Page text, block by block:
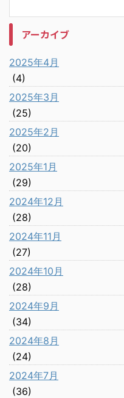
アーカイブ
2025年4月
(4)
2025年3月
(25)
2025年2月
(20)
2025年1月
(29)
2024年12月
(28)
2024年11月
(27)
2024年10月
(28)
2024年9月
(34)
2024年8月
(24)
2024年7月
(36)